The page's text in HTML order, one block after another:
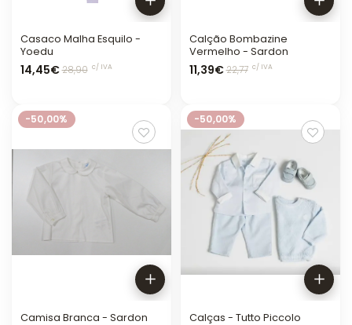
Casaco Malha Esquilo -
Yoedu
14,45€28,90 c/ IVA
Calção Bombazine
Vermelho - Sardon
11,39€22,77 c/ IVA
-50,00%
Camisa Branca - Sardon
-50,00%
Calças - Tutto Piccolo